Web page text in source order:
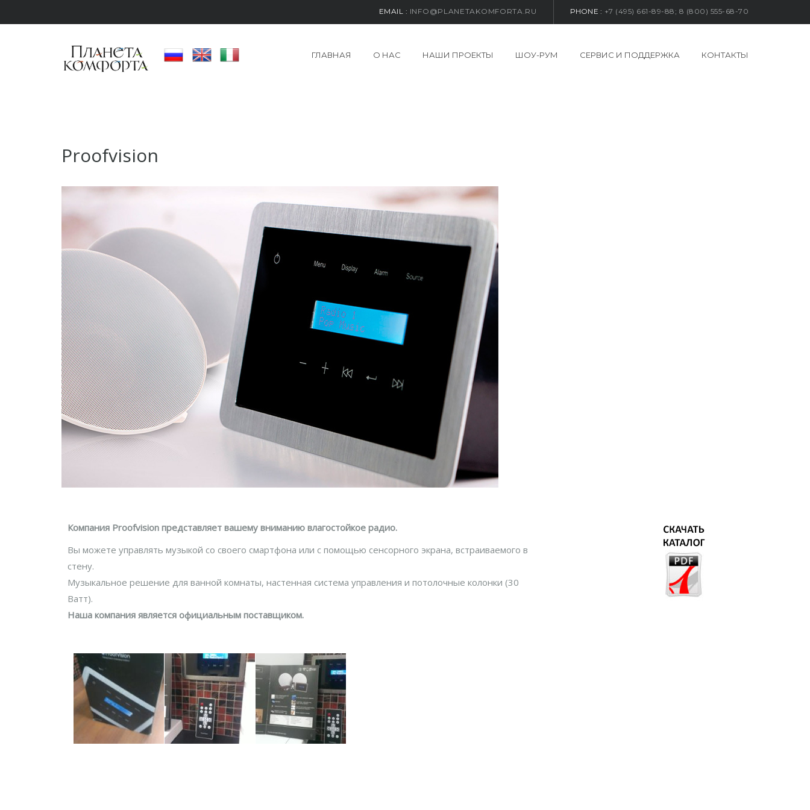
EMAIL : INFO@PLANETAKOMFORTA.RU PHONE : +7 (495) 661-89-88; 8 (800) 555-68-70
ГЛАВНАЯ О НАС НАШИ ПРОЕКТЫ ШОУ-РУМ СЕРВИС И ПОДДЕРЖКА КОНТАКТЫ
Proofvision
Компания Proofvision представляет вашему вниманию влагостойкое радио.
Вы можете управлять музыкой со своего смартфона или с помощью сенсорного экрана, встраиваемого в
стену.
Музыкальное решение для ванной комнаты, настенная система управления и потолочные колонки (30
Ватт).
Наша компания является официальным поставщиком.